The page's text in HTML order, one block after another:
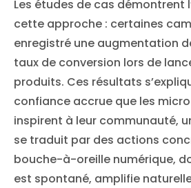
Les études de cas démontrent
cette approche : certaines
enregistré une augmentation
taux de conversion lors de
produits. Ces résultats
confiance accrue que les
inspirent à leur communauté,
se traduit par des actions
bouche-à-oreille numérique,
est spontané, amplifie